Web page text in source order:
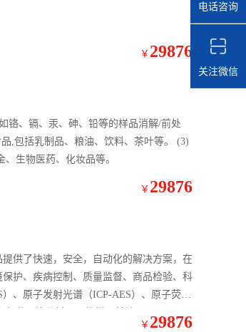
￥ 29876
,包括乳制品、粮油、饮料、茶叶等。 (3)
生物医药、化妆品等。
￥ 29876
护、疾病控制、质量监督、商品检验、科
、原子发射光谱（ICP-AES）、原子荧光
谱仪等分析仪器的样品前处理。
￥ 29876
电话咨询
关注微信